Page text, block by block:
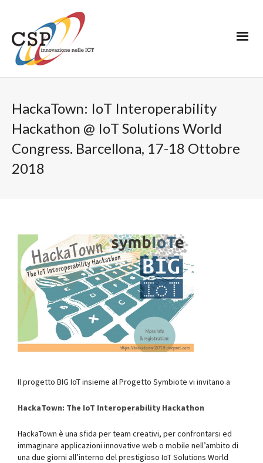
HackaTown: IoT Interoperability
Hackathon @ IoT Solutions World
Congress. Barcellona, 17-18 Ottobre
2018
Il progetto BIG IoT insieme al Progetto Symbiote vi invitano a
HackaTown: The IoT Interoperability Hackathon
HackaTown è una sfida per team creativi, per confrontarsi ed
immaginare applicazioni innovative web o mobile nell’ambito di
una due giorni all’interno del prestigioso IoT Solutions World